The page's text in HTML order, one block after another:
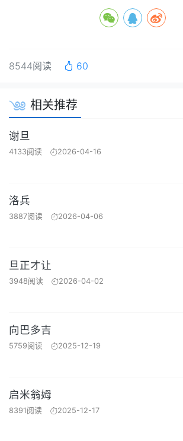
8544阅读 60
相关推荐
谢旦
4133阅读 2026-04-16
洛兵
3887阅读 2026-04-06
旦正才让
3948阅读 2026-04-02
向巴多吉
5759阅读 2025-12-19
启米翁姆
8391阅读 2025-12-17